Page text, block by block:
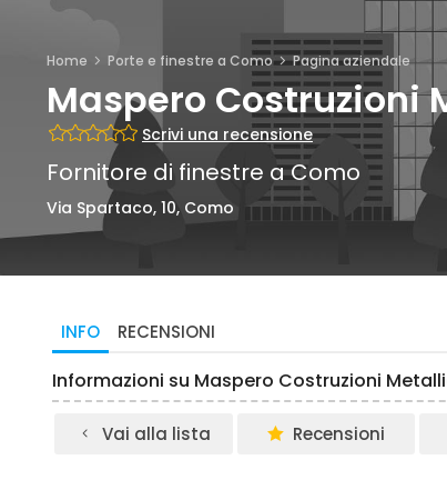
Home Porte e finestre a Como Pagina aziendale
Maspero Costruzioni
Scrivi una recensione
Fornitore di finestre a Como
Via Spartaco, 10, Como
INFO RECENSIONI
Informazioni su Maspero Costruzioni
Vai alla lista Recensioni